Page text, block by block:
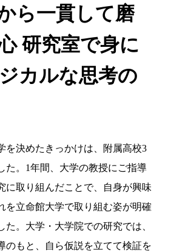
ら一貫して磨
研究室で身に
カルな思考の
を決めたきっかけは、附属高校3
た。1年間、大学の教授にご指導
に取り組んだことで、自身が興味
を立命館大学で取り組む姿が明確
た。大学・大学院での研究では、
のもと、自ら仮説を立てて検証を